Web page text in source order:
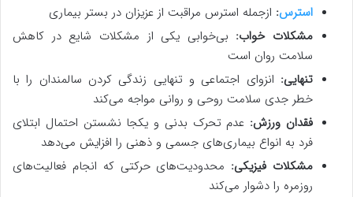
استرس: ازجمله استرس مراقبت از عزیزان در بستر بیماری
مشکلات خواب: بی‌خوابی یکی از مشکلات شایع در کاهش
سلامت روان است
تنهایی: انزوای اجتماعی و تنهایی زندگی کردن سالمندان را با
خطر جدی سلامت روحی و روانی مواجه می‌کند
فقدان ورزش: عدم تحرک بدنی و یکجا نشستن احتمال ابتلای
فرد به انواع بیماری‌های جسمی و ذهنی را افزایش می‌دهد
مشکلات فیزیکی: محدودیت‌های حرکتی که انجام فعالیت‌های
روزمره را دشوار می‌کند